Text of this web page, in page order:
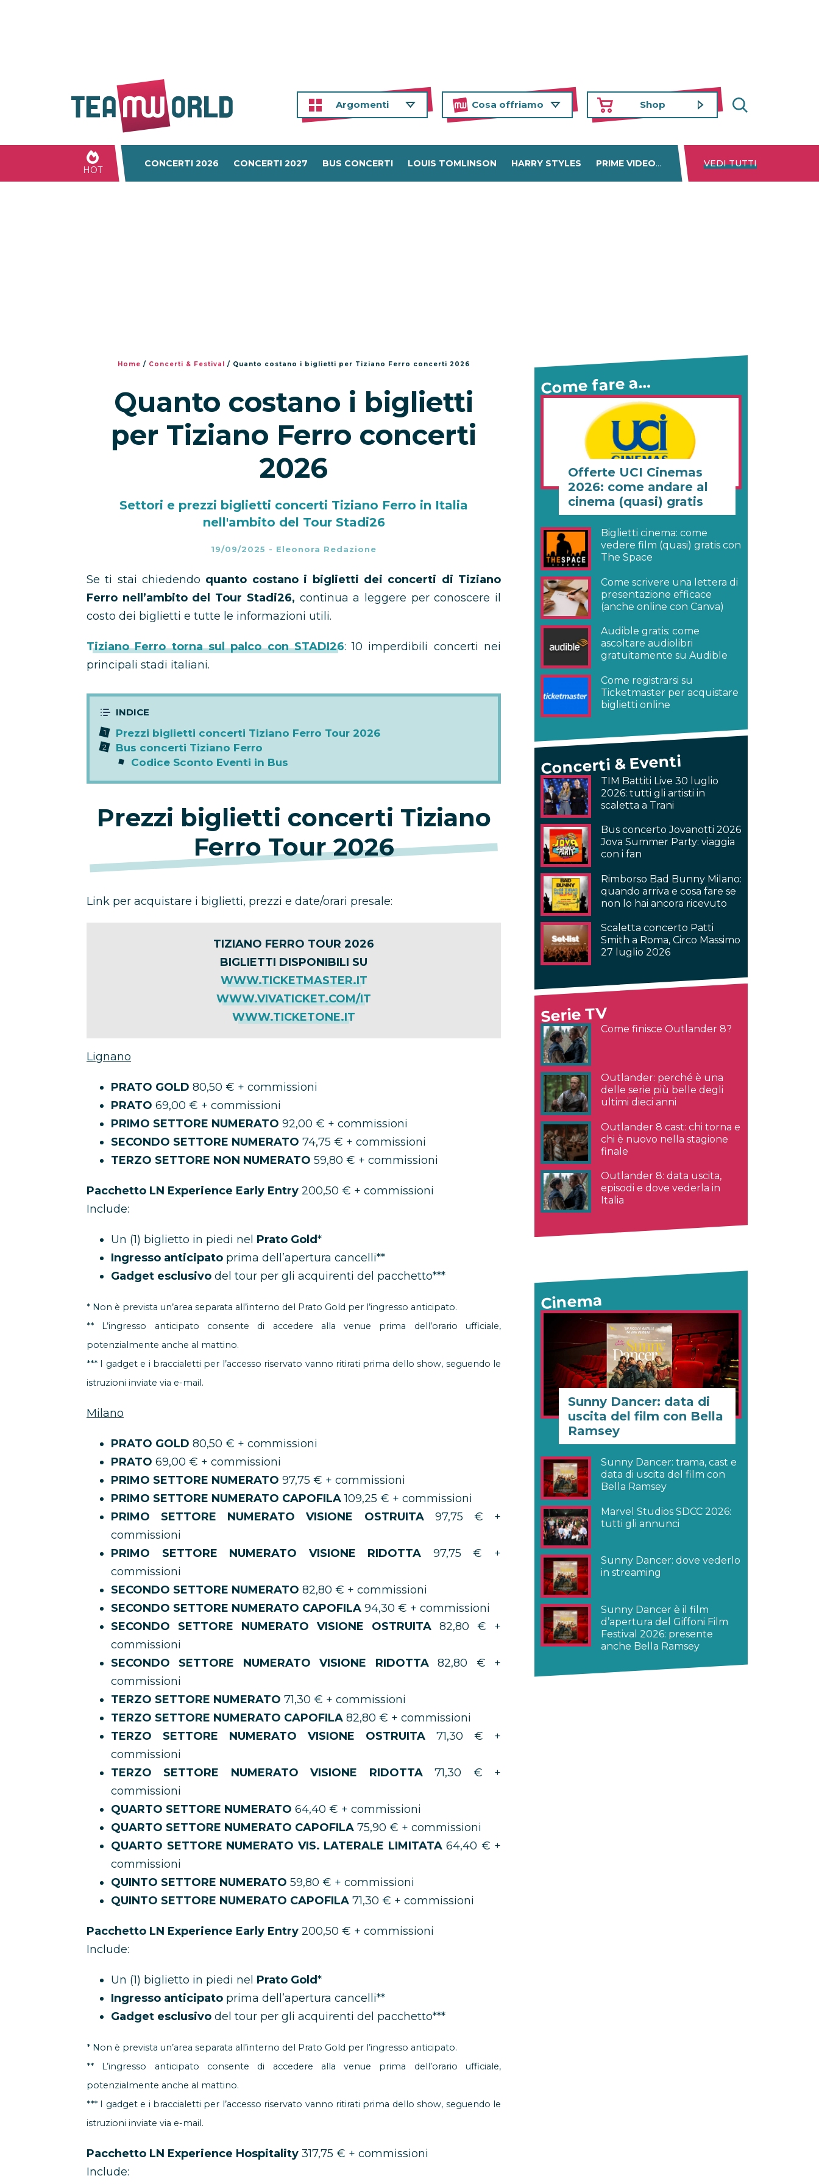
Argomenti Cosa offriamo Shop
HOT
CONCERTI 2026 CONCERTI 2027 BUS CONCERTI LOUIS TOMLINSON HARRY STYLES PRIME VIDEO DISNEY+ NETFLIX
VEDI TUTTI
Home / Concerti & Festival / Quanto costano i biglietti per Tiziano Ferro concerti 2026
Quanto costano i biglietti
per Tiziano Ferro concerti
2026
Settori e prezzi biglietti concerti Tiziano Ferro in Italia
nell'ambito del Tour Stadi26
19/09/2025 - Eleonora Redazione
Se ti stai chiedendo quanto costano i biglietti dei concerti di Tiziano
Ferro nell’ambito del Tour Stadi26, continua a leggere per conoscere il
costo dei biglietti e tutte le informazioni utili.
Tiziano Ferro torna sul palco con STADI26: 10 imperdibili concerti nei
principali stadi italiani.
Prezzi biglietti concerti Tiziano Ferro Tour 2026
Bus concerti Tiziano Ferro
Codice Sconto Eventi in Bus
Prezzi biglietti concerti Tiziano
Ferro Tour 2026
Link per acquistare i biglietti, prezzi e date/orari presale:
TIZIANO FERRO TOUR 2026
BIGLIETTI DISPONIBILI SU
WWW.TICKETMASTER.IT
WWW.VIVATICKET.COM/IT
WWW.TICKETONE.IT
Lignano
PRATO GOLD 80,50 € + commissioni
PRATO 69,00 € + commissioni
PRIMO SETTORE NUMERATO 92,00 € + commissioni
SECONDO SETTORE NUMERATO 74,75 € + commissioni
TERZO SETTORE NON NUMERATO 59,80 € + commissioni
Pacchetto LN Experience Early Entry 200,50 € + commissioni
Include:
Un (1) biglietto in piedi nel Prato Gold*
Ingresso anticipato prima dell’apertura cancelli**
Gadget esclusivo del tour per gli acquirenti del pacchetto***
* Non è prevista un’area separata all’interno del Prato Gold per l’ingresso anticipato.
** L’ingresso anticipato consente di accedere alla venue prima dell’orario ufficiale,
potenzialmente anche al mattino.
*** I gadget e i braccialetti per l’accesso riservato vanno ritirati prima dello show, seguendo le
istruzioni inviate via e-mail.
Milano
PRATO GOLD 80,50 € + commissioni
PRATO 69,00 € + commissioni
PRIMO SETTORE NUMERATO 97,75 € + commissioni
PRIMO SETTORE NUMERATO CAPOFILA109,25 € + commissioni
PRIMO SETTORE NUMERATO VISIONE OSTRUITA 97,75 € +
commissioni
PRIMO SETTORE NUMERATO VISIONE RIDOTTA 97,75 € +
commissioni
SECONDO SETTORE NUMERATO 82,80 € + commissioni
SECONDO SETTORE NUMERATO CAPOFILA 94,30 € + commissioni
SECONDO SETTORE NUMERATO VISIONE OSTRUITA 82,80 € +
commissioni
SECONDO SETTORE NUMERATO VISIONE RIDOTTA82,80 € +
commissioni
TERZO SETTORE NUMERATO 71,30 € + commissioni
TERZO SETTORE NUMERATO CAPOFILA 82,80 € + commissioni
TERZO SETTORE NUMERATO VISIONE OSTRUITA 71,30 € +
commissioni
TERZO SETTORE NUMERATO VISIONE RIDOTTA71,30 € +
commissioni
QUARTO SETTORE NUMERATO 64,40 € + commissioni
QUARTO SETTORE NUMERATO CAPOFILA 75,90 € + commissioni
QUARTO SETTORE NUMERATO VIS. LATERALE LIMITATA 64,40 € +
commissioni
QUINTO SETTORE NUMERATO 59,80 € + commissioni
QUINTO SETTORE NUMERATO CAPOFILA 71,30 € + commissioni
Pacchetto LN Experience Early Entry 200,50 € + commissioni
Include:
Un (1) biglietto in piedi nel Prato Gold*
Ingresso anticipato prima dell’apertura cancelli**
Gadget esclusivo del tour per gli acquirenti del pacchetto***
* Non è prevista un’area separata all’interno del Prato Gold per l’ingresso anticipato.
** L’ingresso anticipato consente di accedere alla venue prima dell’orario ufficiale,
potenzialmente anche al mattino.
*** I gadget e i braccialetti per l’accesso riservato vanno ritirati prima dello show, seguendo le
istruzioni inviate via e-mail.
Pacchetto LN Experience Hospitality 317,75 € + commissioni
Include:
Come fare a…
Offerte UCI Cinemas
2026: come andare al
cinema (quasi) gratis
Biglietti cinema: come
vedere film (quasi) gratis con
The Space
Come scrivere una lettera di
presentazione efficace
(anche online con Canva)
Audible gratis: come
ascoltare audiolibri
gratuitamente su Audible
Come registrarsi su
Ticketmaster per acquistare
biglietti online
Concerti & Eventi
TIM Battiti Live 30 luglio
2026: tutti gli artisti in
scaletta a Trani
Bus concerto Jovanotti 2026
Jova Summer Party: viaggia
con i fan
Rimborso Bad Bunny Milano:
quando arriva e cosa fare se
non lo hai ancora ricevuto
Scaletta concerto Patti
Smith a Roma, Circo Massimo
27 luglio 2026
Serie TV
Come finisce Outlander 8?
Outlander: perché è una
delle serie più belle degli
ultimi dieci anni
Outlander 8 cast: chi torna e
chi è nuovo nella stagione
finale
Outlander 8: data uscita,
episodi e dove vederla in
Italia
Cinema
Sunny Dancer: data di
uscita del film con Bella
Ramsey
Sunny Dancer: trama, cast e
data di uscita del film con
Bella Ramsey
Marvel Studios SDCC 2026:
tutti gli annunci
Sunny Dancer: dove vederlo
in streaming
Sunny Dancer è il film
d’apertura del Giffoni Film
Festival 2026: presente
anche Bella Ramsey